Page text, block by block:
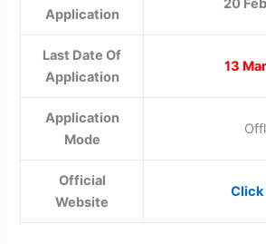
Application
20
Last Date Of
Application
13
Application
Mode
Official
Website
Click